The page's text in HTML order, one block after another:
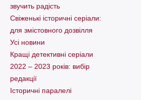
звучить радість
Свіженькі історичні серіали:
для змістовного дозвілля
Усі новини
Кращі детективні серіали
2022 – 2023 років: вибір
редакції
Історичні паралелі